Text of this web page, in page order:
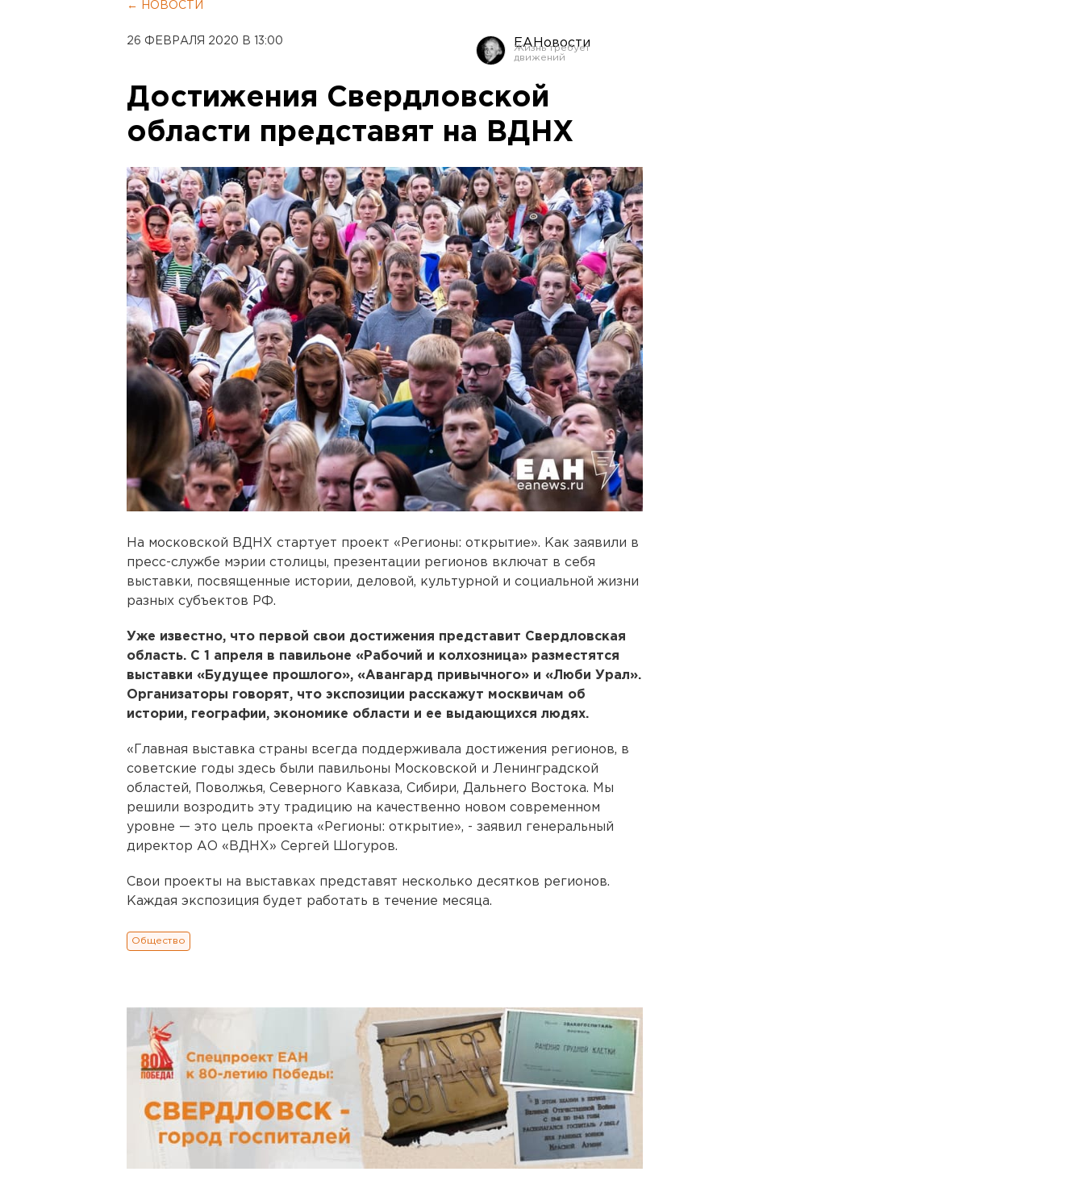
← НОВОСТИ
26 ФЕВРАЛЯ 2020 В 13:00 ЕАНовости
Достижения Свердловской
области представят на ВДНХ
На московской ВДНХ стартует проект «Регионы: открытие». Как заявили в
пресс-службе мэрии столицы, презентации регионов включат в себя
выставки, посвященные истории, деловой, культурной и социальной жизни
разных субъектов РФ.
Уже известно, что первой свои достижения представит Свердловская
область. С 1 апреля в павильоне «Рабочий и колхозница» разместятся
выставки «Будущее прошлого», «Авангард привычного» и «Люби Урал».
Организаторы говорят, что экспозиции расскажут москвичам об
истории, географии, экономике области и ее выдающихся людях.
«Главная выставка страны всегда поддерживала достижения регионов, в
советские годы здесь были павильоны Московской и Ленинградской
областей, Поволжья, Северного Кавказа, Сибири, Дальнего Востока. Мы
решили возродить эту традицию на качественно новом современном
уровне — это цель проекта «Регионы: открытие», - заявил генеральный
директор АО «ВДНХ» Сергей Шогуров.
Свои проекты на выставках представят несколько десятков регионов.
Каждая экспозиция будет работать в течение месяца.
Общество